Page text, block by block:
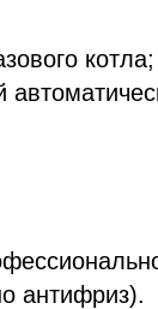
котла;
антифриз).